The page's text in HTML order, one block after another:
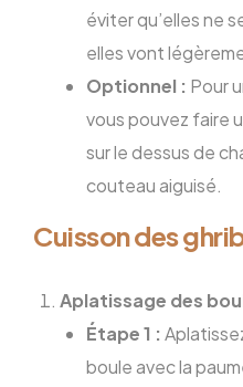
éviter qu’elles ne
elles vont
Optionnel : Pour
vous pouvez faire
sur le dessus de
couteau aiguisé.
Cuisson des
Aplatissage des
Étape 1 :
boule avec la